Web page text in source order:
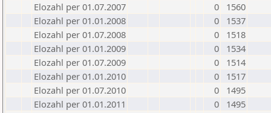
Elozahl per 01.07.2007
0
1560
Elozahl per 01.01.2008
0
1537
Elozahl per 01.07.2008
0
1518
Elozahl per 01.01.2009
0
1534
Elozahl per 01.07.2009
0
1514
Elozahl per 01.01.2010
0
1517
Elozahl per 01.07.2010
0
1495
Elozahl per 01.01.2011
0
1495